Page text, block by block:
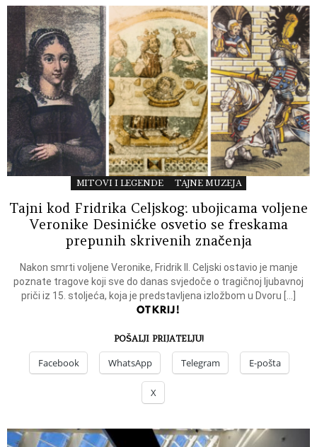
MITOVI I LEGENDE TAJNE MUZEJA
Tajni kod Fridrika Celjskog: ubojicama voljene
Veronike Desinićke osvetio se freskama
prepunih skrivenih značenja
Nakon smrti voljene Veronike, Fridrik II. Celjski ostavio je manje
poznate tragove koji sve do danas svjedoče o tragičnoj ljubavnoj
priči iz 15. stoljeća, koja je predstavljena izložbom u Dvoru […]
OTKRIJ!
POŠALJI PRIJATELJU!
Facebook WhatsApp Telegram E-pošta
X